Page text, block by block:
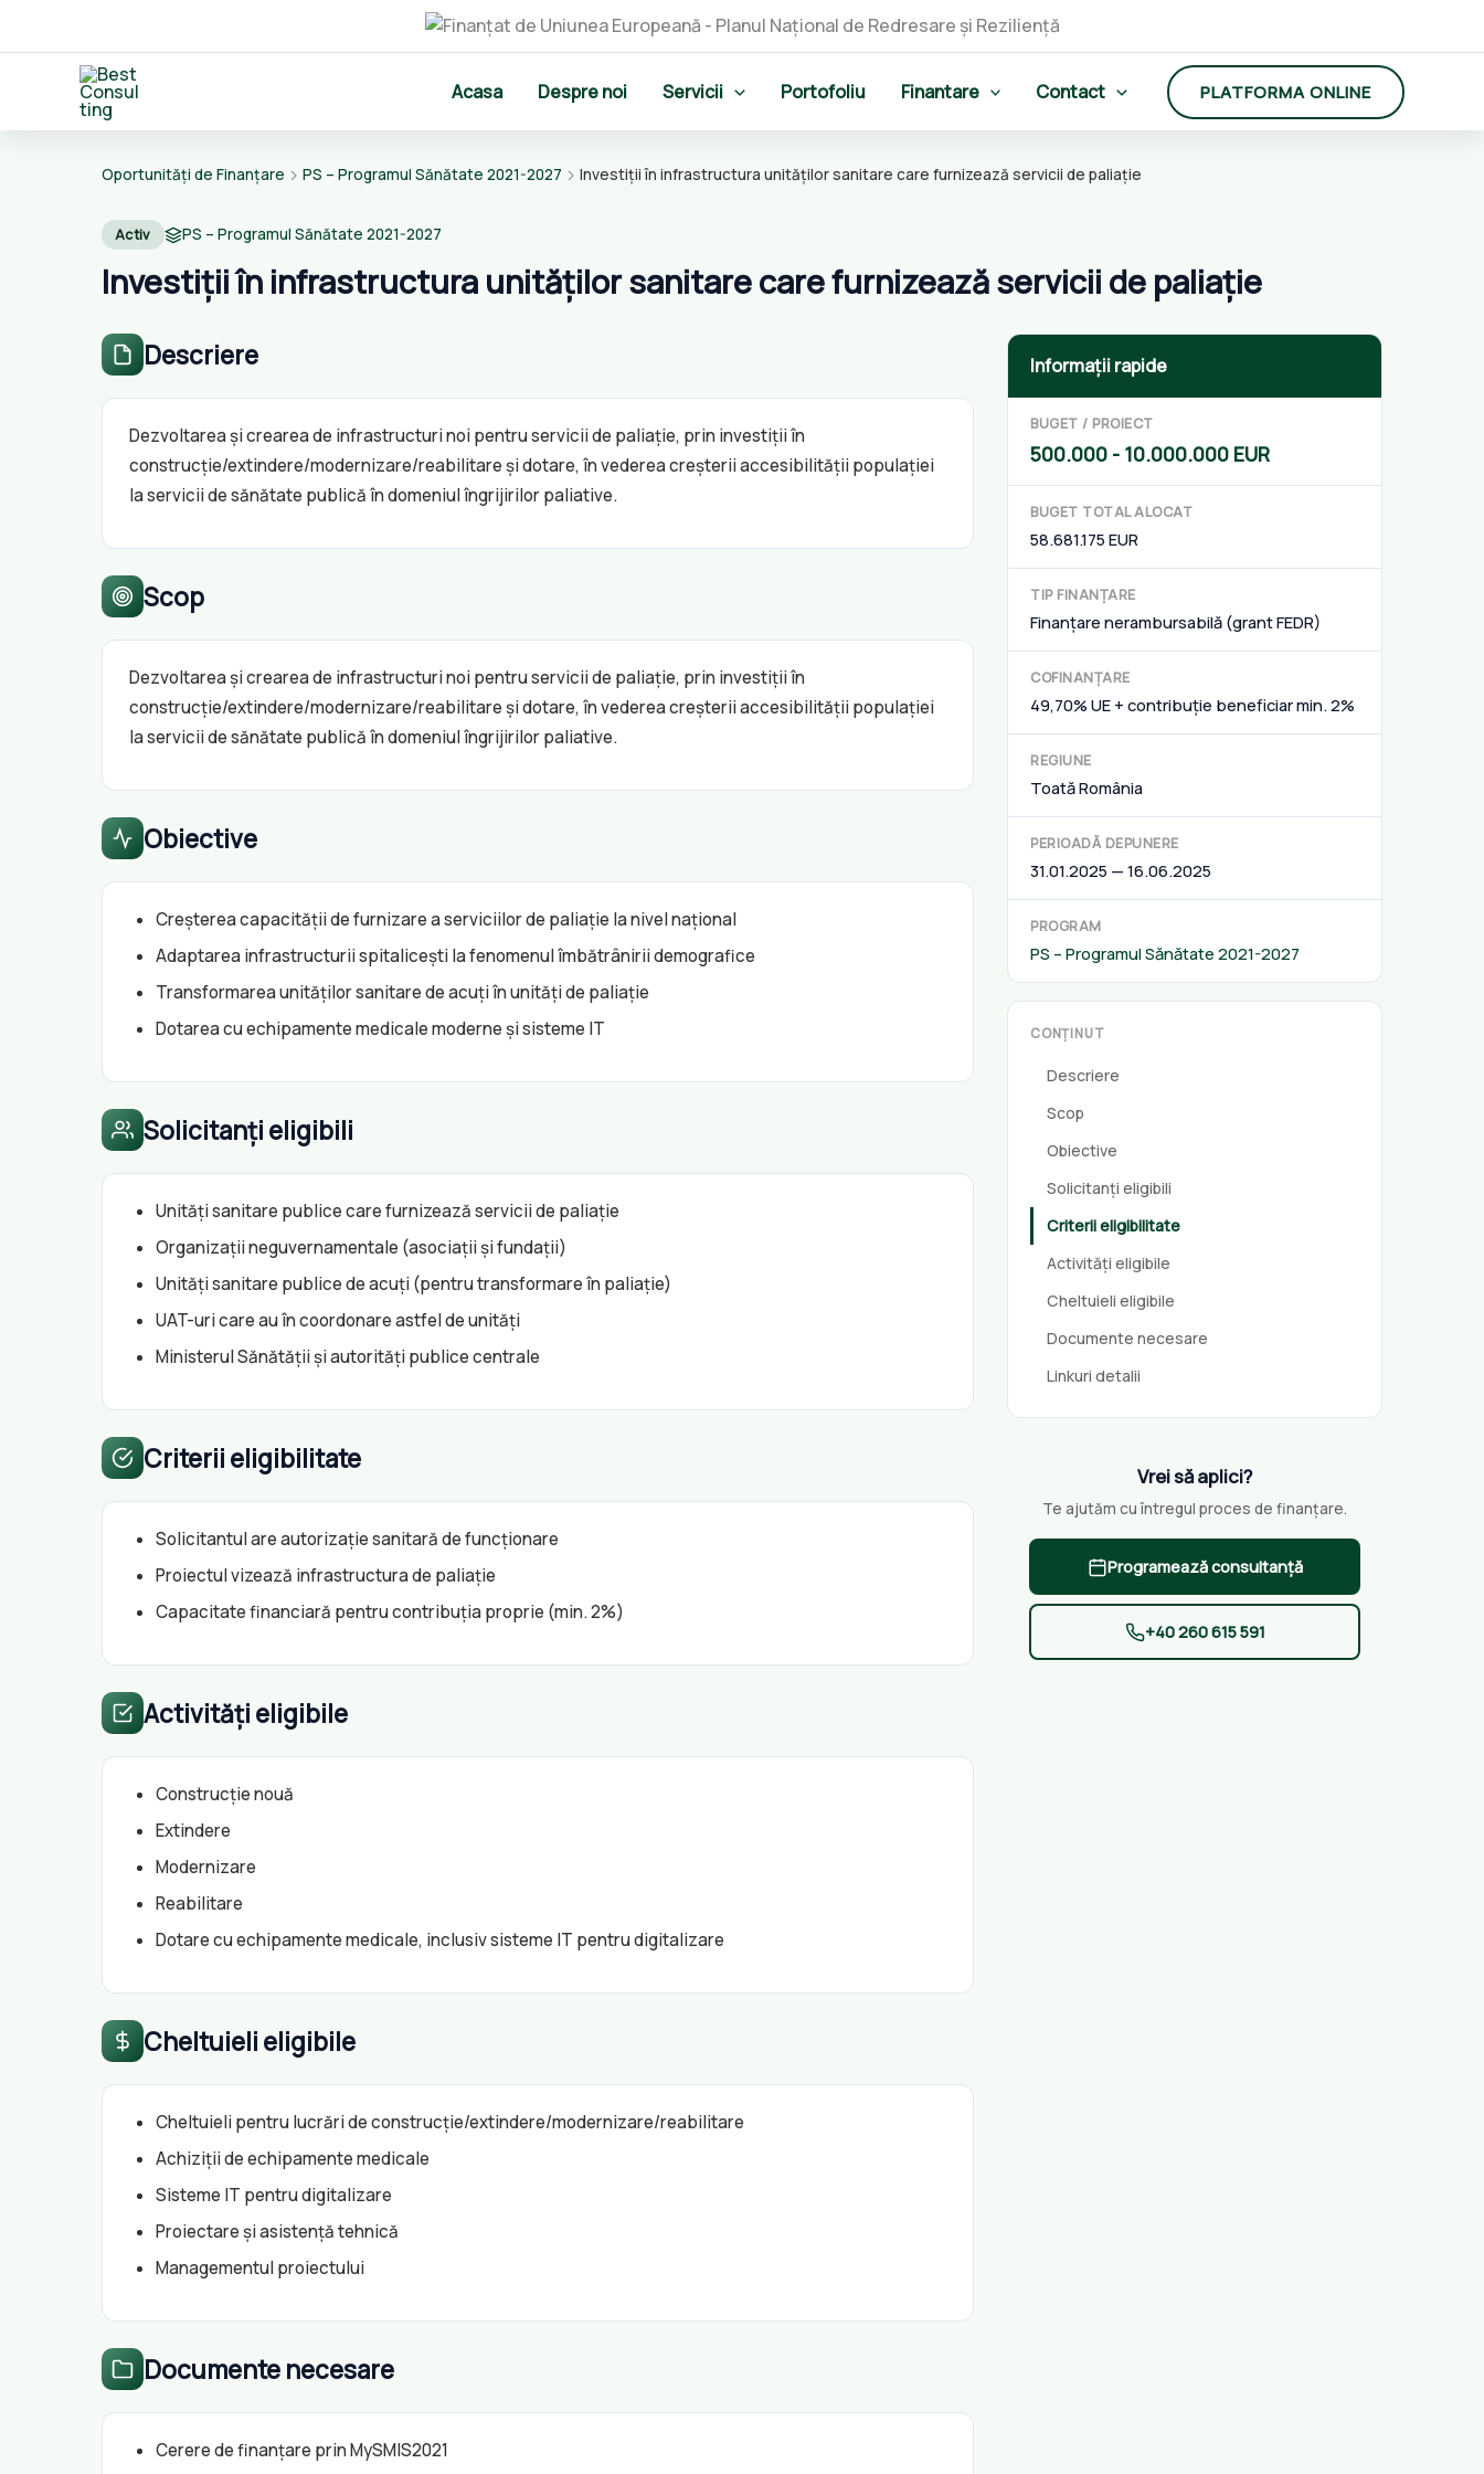
Acasa Despre noi Servicii Portofoliu Finantare Contact PLATFORMA ONLINE
Oportunități de Finanțare PS – Programul Sănătate 2021-2027 Investiții în infrastructura unităților sanitare care furnizează servicii de paliație
Activ PS – Programul Sănătate 2021-2027
Investiții în infrastructura unităților sanitare care furnizează servicii de paliație
Descriere
Dezvoltarea și crearea de infrastructuri noi pentru servicii de paliație, prin investiții în
construcție/extindere/modernizare/reabilitare și dotare, în vederea creșterii accesibilității populației
la servicii de sănătate publică în domeniul îngrijirilor paliative.
Scop
Dezvoltarea și crearea de infrastructuri noi pentru servicii de paliație, prin investiții în
construcție/extindere/modernizare/reabilitare și dotare, în vederea creșterii accesibilității populației
la servicii de sănătate publică în domeniul îngrijirilor paliative.
Obiective
Creșterea capacității de furnizare a serviciilor de paliație la nivel național
Adaptarea infrastructurii spitalicești la fenomenul îmbătrânirii demografice
Transformarea unităților sanitare de acuți în unități de paliație
Dotarea cu echipamente medicale moderne și sisteme IT
Solicitanți eligibili
Unități sanitare publice care furnizează servicii de paliație
Organizații neguvernamentale (asociații și fundații)
Unități sanitare publice de acuți (pentru transformare în paliație)
UAT-uri care au în coordonare astfel de unități
Ministerul Sănătății și autorități publice centrale
Criterii eligibilitate
Solicitantul are autorizație sanitară de funcționare
Proiectul vizează infrastructura de paliație
Capacitate financiară pentru contribuția proprie (min. 2%)
Activități eligibile
Construcție nouă
Extindere
Modernizare
Reabilitare
Dotare cu echipamente medicale, inclusiv sisteme IT pentru digitalizare
Cheltuieli eligibile
Cheltuieli pentru lucrări de construcție/extindere/modernizare/reabilitare
Achiziții de echipamente medicale
Sisteme IT pentru digitalizare
Proiectare și asistență tehnică
Managementul proiectului
Documente necesare
Cerere de finanțare prin MySMIS2021
Informații rapide
BUGET / PROIECT
500.000 - 10.000.000 EUR
BUGET TOTAL ALOCAT
58.681.175 EUR
TIP FINANȚARE
Finanțare nerambursabilă (grant FEDR)
COFINANȚARE
49,70% UE + contribuție beneficiar min. 2%
REGIUNE
Toată România
PERIOADĂ DEPUNERE
31.01.2025 — 16.06.2025
PROGRAM
PS – Programul Sănătate 2021-2027
CONȚINUT
Descriere
Scop
Obiective
Solicitanți eligibili
Criterii eligibilitate
Activități eligibile
Cheltuieli eligibile
Documente necesare
Linkuri detalii
Vrei să aplici?
Te ajutăm cu întregul proces de finanțare.
Programează consultanță
+40 260 615 591